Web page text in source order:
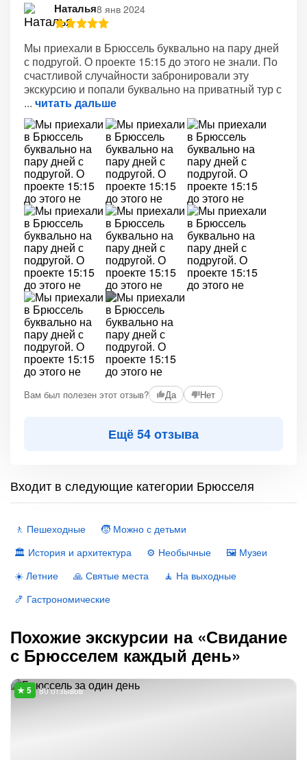
Наталья8 янв 2024
Мы приехали в Брюссель буквально на пару дней
с подругой. О проекте 15:15 до этого не знали. По
счастливой случайности забронировали эту
экскурсию и попали буквально на приватный тур с
читать дальше
Вам был полезен этот отзыв? Да Нет
Ещё 54 отзыва
Входит в следующие категории Брюсселя
🚶 Пешеходные
🧒 Можно с детьми
🏛 История и архитектура
⚙️ Необычные
🖼 Музеи
☀️ Летние
🙏 Святые места
🧘 На выходные
🍤 Гастрономические
Похожие экскурсии на «Свидание
с Брюсселем каждый день»
80 отзывов